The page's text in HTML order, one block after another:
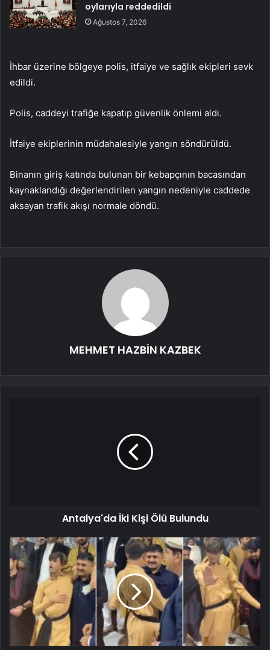
oylarıyla reddedildi
Ağustos 7, 2026
İhbar üzerine bölgeye polis, itfaiye ve sağlık ekipleri sevk
edildi.
Polis, caddeyi trafiğe kapatıp güvenlik önlemi aldı.
İtfaiye ekiplerinin müdahalesiyle yangın söndürüldü.
Binanın giriş katında bulunan bir kebapçının bacasından
kaynaklandığı değerlendirilen yangın nedeniyle caddede
aksayan trafik akışı normale döndü.
MEHMET HAZBİN KAZBEK
Antalya'da İki Kişi Ölü Bulundu